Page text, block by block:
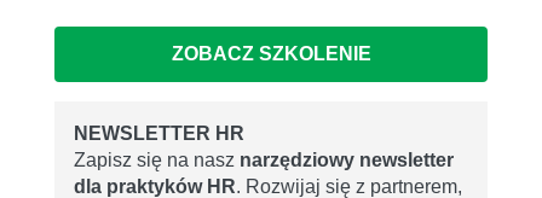
ZOBACZ SZKOLENIE
NEWSLETTER HR
Zapisz się na nasz narzędziowy newsletter
dla praktyków HR. Rozwijaj się z partnerem,